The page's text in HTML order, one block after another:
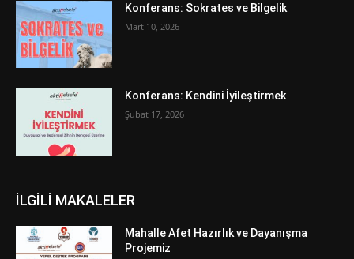
Konferans: Sokrates ve Bilgelik
Mart 10, 2026
Konferans: Kendini İyileştirmek
Şubat 17, 2026
İLGİLİ MAKALELER
Mahalle Afet Hazırlık ve Dayanışma
Projemiz